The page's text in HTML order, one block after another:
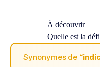
À découvrir
Quelle est la
Synonymes de